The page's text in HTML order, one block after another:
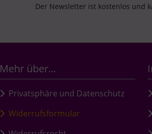
Der Newsletter ist kostenlos und
Mehr über...
Privatsphäre und Datenschutz
Widerrufsformular